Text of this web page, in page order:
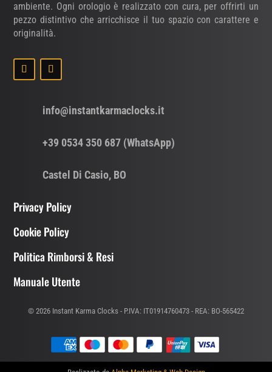
ambiente. Ogni orologio è realizzato con cura, per offrirti un
pezzo distintivo che arricchisce il tuo spazio con carattere e
originalità.
info@instantkarmaclocks.it
+39 0534 350 687 (WhatsApp)
Castel Di Casio, BO
Privacy Policy
Cookie Policy
Politica Rimborsi & Resi
Manuale Utente
© 2026 Instant Karma Clocks - P.IVA: IT01914760473 - REA: BO-565422